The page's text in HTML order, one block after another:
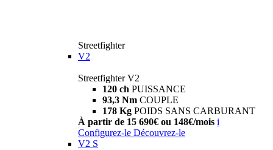
Streetfighter
V2
Streetfighter V2
120 ch PUISSANCE
93,3 Nm COUPLE
178 Kg POIDS SANS CARBURANT
À partir de 15 690€ ou 148€/mois i
Configurez-le Découvrez-le
V2 S